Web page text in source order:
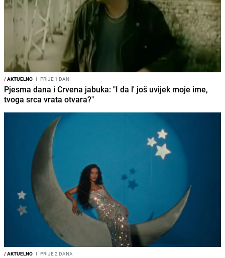
/AKTUELNO I PRIJE 1 DAN
Pjesma dana i Crvena jabuka: "I da l' još uvijek moje ime,
tvoga srca vrata otvara?"
/AKTUELNO I PRIJE 2 DANA